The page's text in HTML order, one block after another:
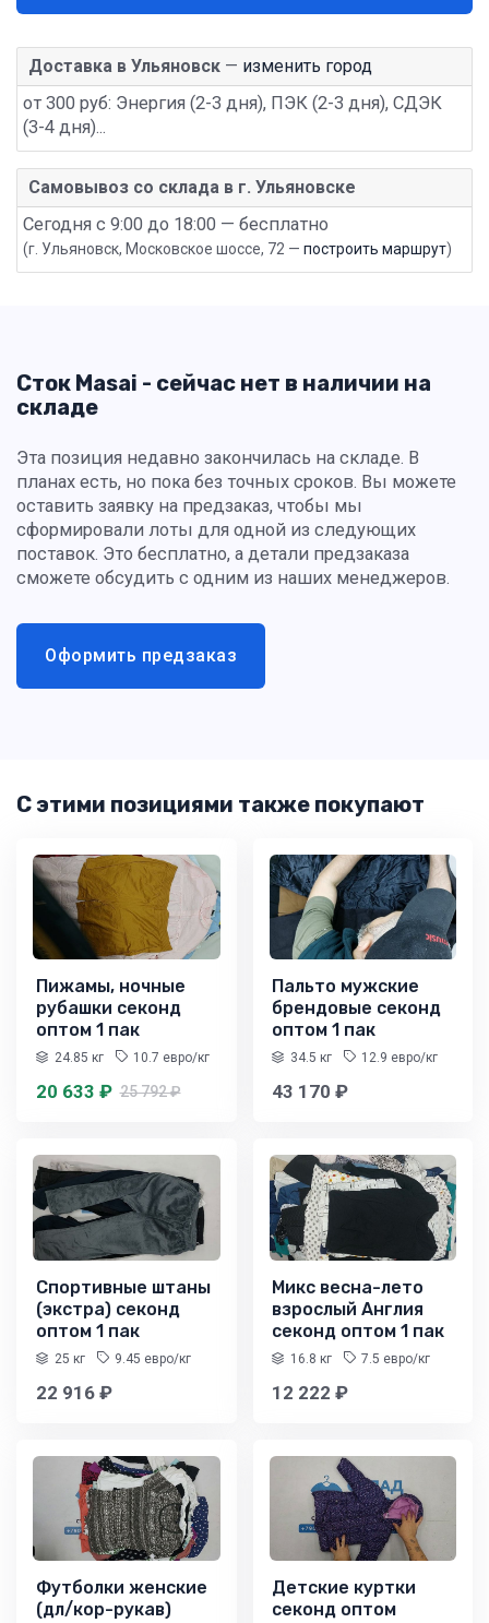
Доставка в Ульяновск — изменить город
от 300 руб: Энергия (2-3 дня), ПЭК (2-3 дня), СДЭК
(3-4 дня)...
Самовывоз со склада в г. Ульяновске
Сегодня с 9:00 до 18:00 — бесплатно
(г. Ульяновск, Московское шоссе, 72 — построить маршрут)
Сток Masai - сейчас нет в наличии на
складе
Эта позиция недавно закончилась на складе. В
планах есть, но пока без точных сроков. Вы можете
оставить заявку на предзаказ, чтобы мы
сформировали лоты для одной из следующих
поставок. Это бесплатно, а детали предзаказа
сможете обсудить с одним из наших менеджеров.
Оформить предзаказ
С этими позициями также покупают
Пижамы, ночные
рубашки секонд
оптом 1 пак
24.85 кг 10.7 евро/кг
20 633 ₽ 25 792 ₽
Пальто мужские
брендовые секонд
оптом 1 пак
34.5 кг 12.9 евро/кг
43 170 ₽
Спортивные штаны
(экстра) секонд
оптом 1 пак
25 кг 9.45 евро/кг
22 916 ₽
Микс весна-лето
взрослый Англия
секонд оптом 1 пак
16.8 кг 7.5 евро/кг
12 222 ₽
Футболки женские
(дл/кор-рукав)
Детские куртки
секонд оптом